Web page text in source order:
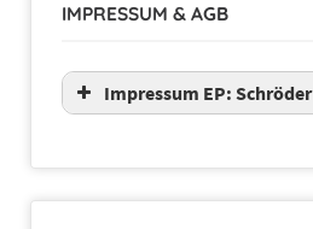
IMPRESSUM & AGB
Impressum EP: Schröder